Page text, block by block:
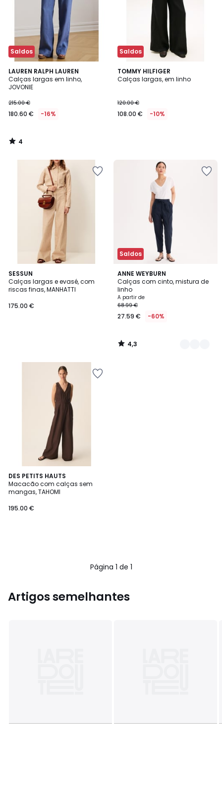
Saldos
LAUREN RALPH LAUREN
Calças largas em linho,
JOVONIE
215.00 €
180.60 € -16%
4
/
5
4
/
Saldos
TOMMY HILFIGER
Calças largas, em linho
120.00 €
108.00 € -10%
SESSUN
Calças largas e evasé, com
riscas finas, MANHATTI
175.00 €
Saldos
ANNE WEYBURN
Calças com cinto, mistura de
linho
A partir de
68.99 €
27.59 € -60%
4,3
/ 5
2
Cores
4,3
/
DES PETITS HAUTS
Macacão com calças sem
mangas, TAHOMI
195.00 €
Página 1 de 1
Artigos semelhantes